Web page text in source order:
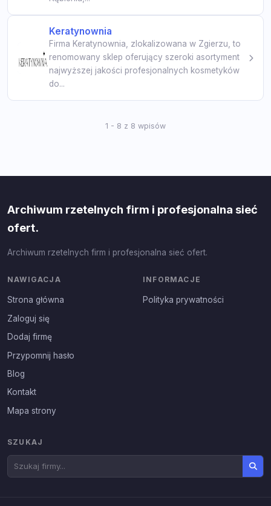
Keratynownia
Firma Keratynownia, zlokalizowana w Zgierzu, to
renomowany sklep oferujący szeroki asortyment
najwyższej jakości profesjonalnych kosmetyków
do...
1 - 8 z 8 wpisów
Archiwum rzetelnych firm i profesjonalna sieć
ofert.
Archiwum rzetelnych firm i profesjonalna sieć ofert.
NAWIGACJA
Strona główna
Zaloguj się
Dodaj firmę
Przypomnij hasło
Blog
Kontakt
Mapa strony
INFORMACJE
Polityka prywatności
SZUKAJ